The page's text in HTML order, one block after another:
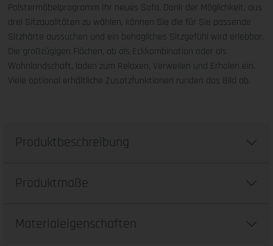
Polstermöbelprogramm Ihr neues Sofa. Dank der Möglichkeit, aus
drei Sitzqualitäten zu wählen, können Sie die für Sie passende
Sitzhärte aussuchen und ein behagliches Sitzgefühl wird erlebbar.
Die großzügigen Flächen, ob als Eckkombination oder als
Wohnlandschaft, laden zum Relaxen, Verweilen und Erholen ein.
Viele optional erhältliche Zusatzfunktionen runden das Bild ab.
Produktbeschreibung
Produktmaße
Materialeigenschaften